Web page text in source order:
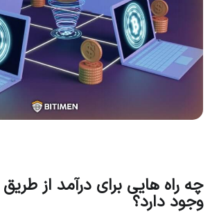
چه راه‌ هایی برای درآمد از طریق
وجود دارد؟